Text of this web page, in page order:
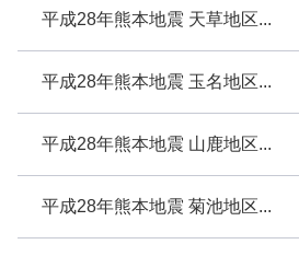
平成28年熊本地震 天草地区...
平成28年熊本地震 玉名地区...
平成28年熊本地震 山鹿地区...
平成28年熊本地震 菊池地区...